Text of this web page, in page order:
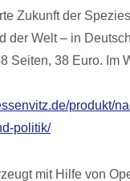
Zukunft der
der Welt – in
Seiten, 38 Euro. Im
produkt/
politik/
mit Hilfe von